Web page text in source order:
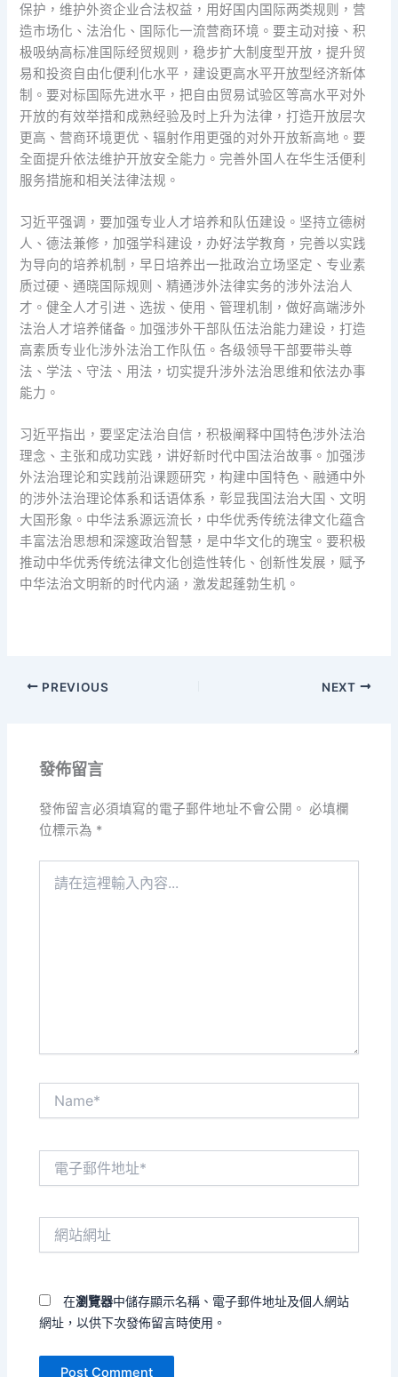
保护，维护外资企业合法权益，用好国内国际两类规则，营
造市场化、法治化、国际化一流营商环境。要主动对接、积
极吸纳高标准国际经贸规则，稳步扩大制度型开放，提升贸
易和投资自由化便利化水平，建设更高水平开放型经济新体
制。要对标国际先进水平，把自由贸易试验区等高水平对外
开放的有效举措和成熟经验及时上升为法律，打造开放层次
更高、营商环境更优、辐射作用更强的对外开放新高地。要
全面提升依法维护开放安全能力。完善外国人在华生活便利
服务措施和相关法律法规。
习近平强调，要加强专业人才培养和队伍建设。坚持立德树
人、德法兼修，加强学科建设，办好法学教育，完善以实践
为导向的培养机制，早日培养出一批政治立场坚定、专业素
质过硬、通晓国际规则、精通涉外法律实务的涉外法治人
才。健全人才引进、选拔、使用、管理机制，做好高端涉外
法治人才培养储备。加强涉外干部队伍法治能力建设，打造
高素质专业化涉外法治工作队伍。各级领导干部要带头尊
法、学法、守法、用法，切实提升涉外法治思维和依法办事
能力。
习近平指出，要坚定法治自信，积极阐释中国特色涉外法治
理念、主张和成功实践，讲好新时代中国法治故事。加强涉
外法治理论和实践前沿课题研究，构建中国特色、融通中外
的涉外法治理论体系和话语体系，彰显我国法治大国、文明
大国形象。中华法系源远流长，中华优秀传统法律文化蕴含
丰富法治思想和深邃政治智慧，是中华文化的瑰宝。要积极
推动中华优秀传统法律文化创造性转化、创新性发展，赋予
中华法治文明新的时代内涵，激发起蓬勃生机。
PREVIOUS NEXT
發佈留言
發佈留言必須填寫的電子郵件地址不會公開。 必填欄
位標示為 *
在瀏覽器中儲存顯示名稱、電子郵件地址及個人網站
網址，以供下次發佈留言時使用。